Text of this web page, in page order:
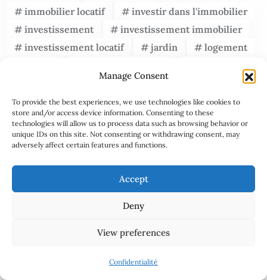
Manage Consent
To provide the best experiences, we use technologies like cookies to
store and/or access device information. Consenting to these
technologies will allow us to process data such as browsing behavior or
unique IDs on this site. Not consenting or withdrawing consent, may
adversely affect certain features and functions.
Accept
Deny
View preferences
Confidentialité
immobilier locatif
investir dans l'immobilier
investissement
investissement immobilier
investissement locatif
jardin
logement
prêt hypothécaire
prêt immobilier
recherche immobilière
rénovation
rénovation d'appartement
rénovation de maison
rénovation maison
travaux maison
vente immobilière